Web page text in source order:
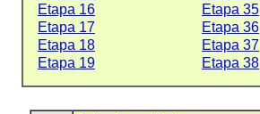
Etapa 16
Etapa 35
Etapa 17
Etapa 36
Etapa 18
Etapa 37
Etapa 19
Etapa 38